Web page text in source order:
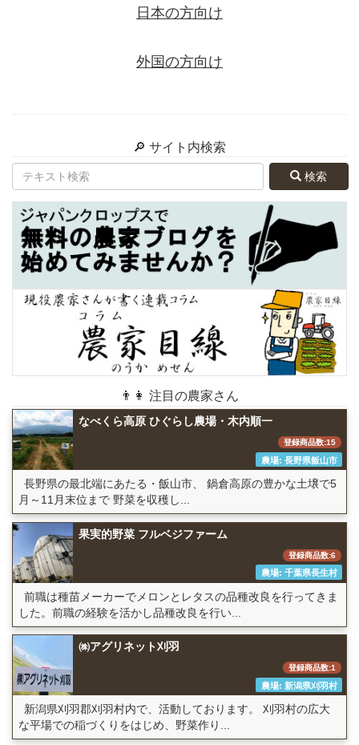
日本の方向け
外国の方向け
🔎 サイト内検索
検索
👨👩 注目の農家さん
なべくら高原 ひぐらし農場・木内順一
登録商品数:15
農場: 長野県飯山市
長野県の最北端にあたる・飯山市、 鍋倉高原の豊かな土壌で5
月～11月末位まで 野菜を収穫し...
果実的野菜 フルベジファーム
登録商品数:6
農場: 千葉県長生村
前職は種苗メーカーでメロンとレタスの品種改良を行ってきま
した。前職の経験を活かし品種改良を行い...
㈱アグリネット刈羽
登録商品数:1
農場: 新潟県刈羽村
新潟県刈羽郡刈羽村内で、活動しております。 刈羽村の広大
な平場での稲づくりをはじめ、野菜作り...